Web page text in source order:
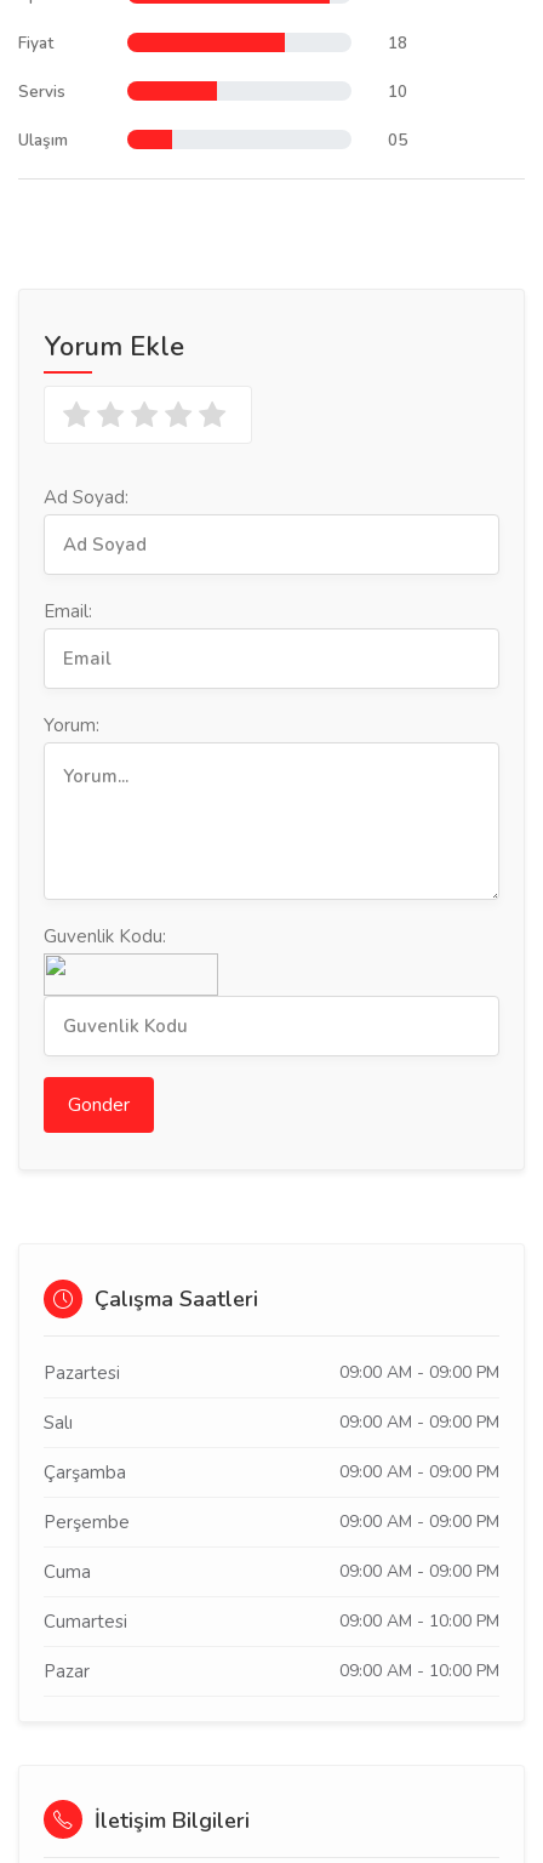
Fiyat 18
Servis 10
Ulaşım 05
Yorum Ekle
Ad Soyad:
Email:
Yorum:
Guvenlik Kodu:
Gonder
Çalışma Saatleri
Pazartesi 09:00 AM - 09:00 PM
Salı 09:00 AM - 09:00 PM
Çarşamba 09:00 AM - 09:00 PM
Perşembe 09:00 AM - 09:00 PM
Cuma 09:00 AM - 09:00 PM
Cumartesi 09:00 AM - 10:00 PM
Pazar 09:00 AM - 10:00 PM
İletişim Bilgileri